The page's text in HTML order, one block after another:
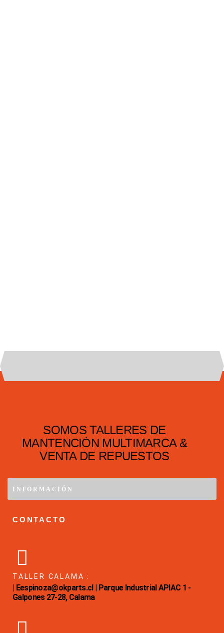
SOMOS TALLERES DE
MANTENCIÓN MULTIMARCA &
VENTA DE REPUESTOS
INFORMACIÓN
CONTACTO
TALLER CALAMA :
| Eespinoza@okparts.cl | Parque Industrial APIAC 1 -
Galpones 27-28, Calama